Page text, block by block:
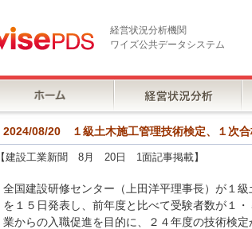
経営状況分析機関
ワイズ公共データシステム
2024/08/20 １級土木施工管理技術検定、１次
【建設工業新聞 8月 20日 1面記事掲載】
全国建設研修センター（上田洋平理事長）が１
を１５日発表し、前年度と比べて受験者数が１
業からの入職促進を目的に、２４年度の技術検